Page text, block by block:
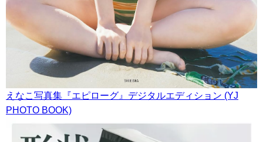
えなこ写真集『エピローグ』デジタルエディション (YJ
PHOTO BOOK)